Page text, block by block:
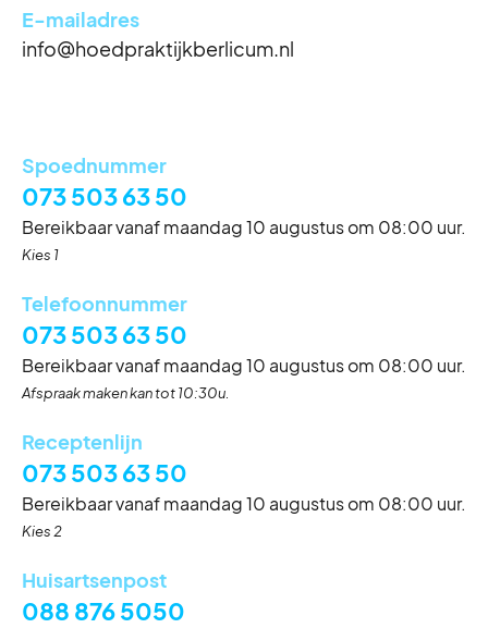
E-mailadres
info@hoedpraktijkberlicum.nl
Spoednummer
073 503 63 50
Bereikbaar vanaf maandag 10 augustus om 08:00 uur.
Kies 1
Telefoonnummer
073 503 63 50
Bereikbaar vanaf maandag 10 augustus om 08:00 uur.
Afspraak maken kan tot 10:30u.
Receptenlijn
073 503 63 50
Bereikbaar vanaf maandag 10 augustus om 08:00 uur.
Kies 2
Huisartsenpost
088 876 5050
Reguliere openingstijden
Maandag
Donderdag
Vrijdag
Zaterdag
Gesloten
Zondag
Vrijdag 25 december
Tweede kerstdag
Zaterdag 26 december